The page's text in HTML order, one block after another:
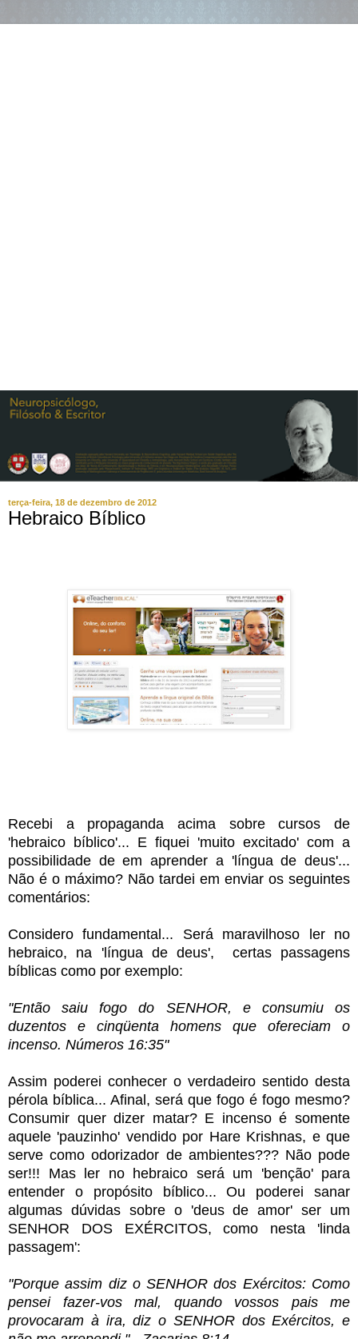
terça-feira, 18 de dezembro de 2012
Hebraico Bíblico
Recebi a propaganda acima sobre cursos de
'hebraico bíblico'... E fiquei 'muito excitado' com a
possibilidade de em aprender a 'língua de deus'...
Não é o máximo? Não tardei em enviar os seguintes
comentários:
Considero fundamental... Será maravilhoso ler no
hebraico, na 'língua de deus', certas passagens
bíblicas como por exemplo:
"Então saiu fogo do SENHOR, e consumiu os
duzentos e cinqüenta homens que ofereciam o
incenso. Números 16:35"
Assim poderei conhecer o verdadeiro sentido desta
pérola bíblica... Afinal, será que fogo é fogo mesmo?
Consumir quer dizer matar? E incenso é somente
aquele 'pauzinho' vendido por Hare Krishnas, e que
serve como odorizador de ambientes??? Não pode
ser!!! Mas ler no hebraico será um 'benção' para
entender o propósito bíblico... Ou poderei sanar
algumas dúvidas sobre o 'deus de amor' ser um
SENHOR DOS EXÉRCITOS, como nesta 'linda
passagem':
"Porque assim diz o SENHOR dos Exércitos: Como
pensei fazer-vos mal, quando vossos pais me
provocaram à ira, diz o SENHOR dos Exércitos, e